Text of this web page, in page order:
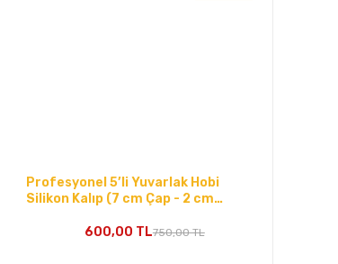
Profesyonel 5’li Yuvarlak Hobi
Silikon Kalıp (7 cm Çap - 2 cm
600,00 TL750,00 TL